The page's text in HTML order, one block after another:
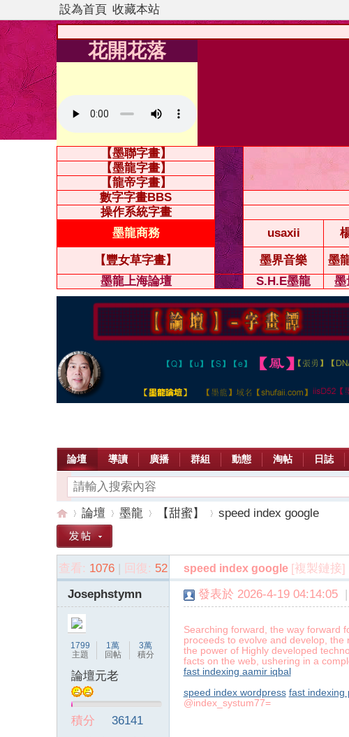
設為首頁 收藏本站
花開花落
【墨聯字畫】
【墨龍字畫】
【龍帝字畫】
數字字畫BBS
操作系統字畫
墨龍商務
usaxii
【豐女草字畫】 墨界音樂 墨
墨龍上海論壇
S.H.E墨龍 墨
論壇 導讀 廣播 群組 動態 淘帖 日誌
【»
論壇
›
墨龍
›
【甜蜜】
›
speed index google
查看: 1076 | 回復: 52 speed index google [複製鏈接]
Josephstymn
1799
主題
1萬
回帖
3萬
積分
論壇元老
積分
36141
發表於 2026-4-19 04:14:05 |
Searching forward, the way forward
proceeds to evolve and develop,
the power of Highly developed
facts on the web, ushering in a
fast indexing aamir iqbal
speed index wordpress fast indexing
@index_systum77=